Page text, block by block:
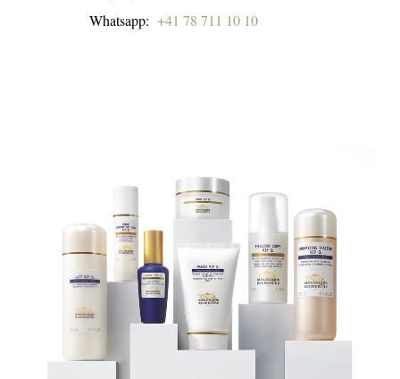
Whatsapp: +41 78 711 10 10